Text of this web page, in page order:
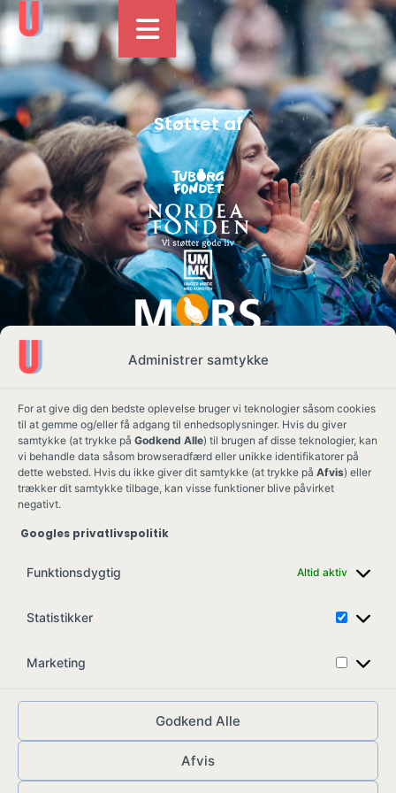
Administrer samtykke
For at give dig den bedste oplevelse bruger vi teknologier såsom cookies
til at gemme og/eller få adgang til enhedsoplysninger. Hvis du giver
samtykke (at trykke på Godkend Alle) til brugen af disse teknologier, kan
vi behandle data såsom browseradfærd eller unikke identifikatorer på
dette websted. Hvis du ikke giver dit samtykke (at trykke på Afvis) eller
trækker dit samtykke tilbage, kan visse funktioner blive påvirket
negativt.
Googles privatlivspolitik
Funktionsdygtig Altid aktiv
Statistikker
Marketing
Godkend Alle
Afvis
Støttet af
Ung Kult
Skovgade 17,
CVR: 41008547
© ungkult.dk - 2026 Allieret– din partner i